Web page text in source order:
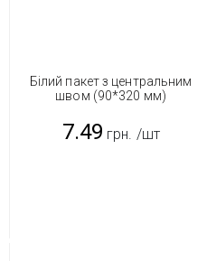
Білий пакет з центральним
швом (90*320 мм)
7.49 грн. /шт